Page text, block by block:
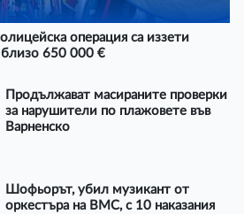
операция са иззети
близо 650 000 €
Продължават масираните проверки
за нарушители по плажовете във
Варненско
Шофьорът, убил музикант от
оркестъра на ВМС, с 10 наказания